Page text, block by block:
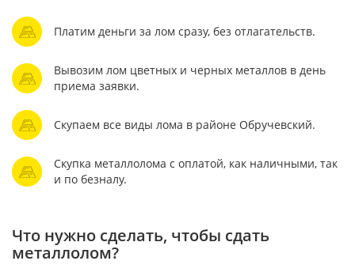
Платим деньги за лом сразу, без отлагательств.
Вывозим лом цветных и черных металлов в день
приема заявки.
Скупаем все виды лома в районе Обручевский.
Скупка металлолома с оплатой, как наличными, так
и по безналу.
Что нужно сделать, чтобы сдать
металлолом?